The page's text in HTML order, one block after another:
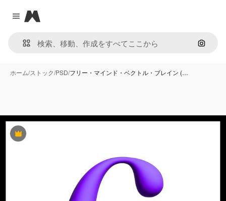
Close menu
Magnific
画像で
ホーム/ストック/PSD/フリー・マインド・ベクトル・ブレイン (…
Premium